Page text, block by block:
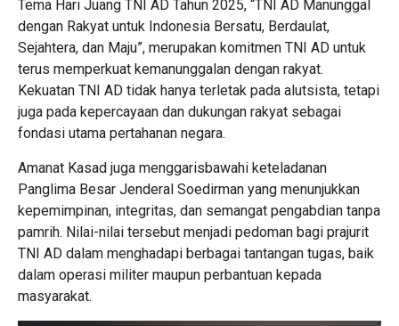
Tema Hari Juang TNI AD Tahun 2025, “TNI AD Manunggal
dengan Rakyat untuk Indonesia Bersatu, Berdaulat,
Sejahtera, dan Maju”, merupakan komitmen TNI AD untuk
terus memperkuat kemanunggalan dengan rakyat.
Kekuatan TNI AD tidak hanya terletak pada alutsista, tetapi
juga pada kepercayaan dan dukungan rakyat sebagai
fondasi utama pertahanan negara.
Amanat Kasad juga menggarisbawahi keteladanan
Panglima Besar Jenderal Soedirman yang menunjukkan
kepemimpinan, integritas, dan semangat pengabdian tanpa
pamrih. Nilai-nilai tersebut menjadi pedoman bagi prajurit
TNI AD dalam menghadapi berbagai tantangan tugas, baik
dalam operasi militer maupun perbantuan kepada
masyarakat.